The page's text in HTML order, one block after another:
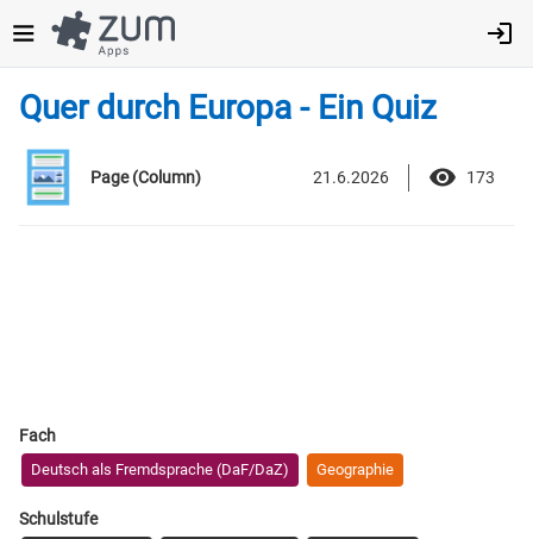
zum
Inhalt
Quer durch Europa - Ein Quiz
Page (Column) 21.6.2026 173
Fach
Deutsch als Fremdsprache (DaF/DaZ) Geographie
Schulstufe